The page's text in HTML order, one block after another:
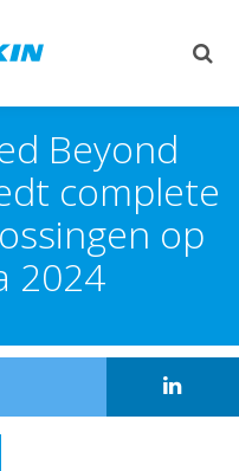
Beyond
complete
op
2024